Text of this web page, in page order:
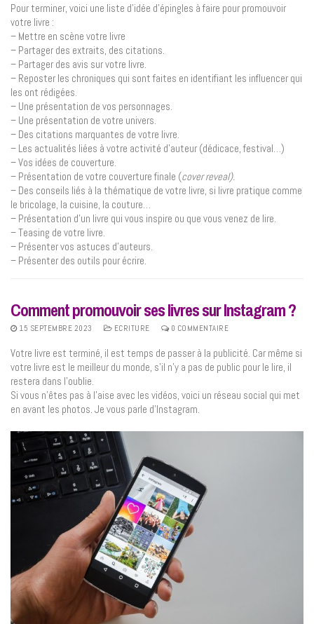
Pour terminer, voici une liste d’idée d’épingles à faire pour promouvoir
votre livre :
– Mettre en scène votre livre
– Partager des extraits, des citations.
– Partager des avis sur votre livre.
– Reposter les chroniques qui sont faites en identifiant les influencer qui
les ont rédigées.
– Une présentation de vos personnages.
– Une présentation de votre univers.
– Des citations marquantes de votre livre.
– Les actualités liées à votre activité d’auteur (dédicace, festival…)
– Vos idées de couverture.
– Présentation de votre couverture finale (cover reveal).
– Des conseils liés à la thématique de votre livre, si livre pratique comme
le bricolage, la cuisine, la couture…
– Présentation d’un livre qui vous inspire ou que vous venez de lire.
– Teasing de votre livre.
– Présenter vos astuces d’auteurs.
– Présenter des outils pour écrire.
Comment promouvoir ses livres sur Instagram ?
15 SEPTEMBRE 2023 ECRITURE 0 COMMENTAIRE
Votre livre est terminé, il est temps de passer à la publicité. Car même si
votre livre est le meilleur du monde, s’il n’y a pas de public pour le lire, il
restera dans l’oublie.
Si vous n’êtes pas à l’aise avec les vidéos, voici un réseau social qui met
en avant les photos. Je vous parle d’Instagram.